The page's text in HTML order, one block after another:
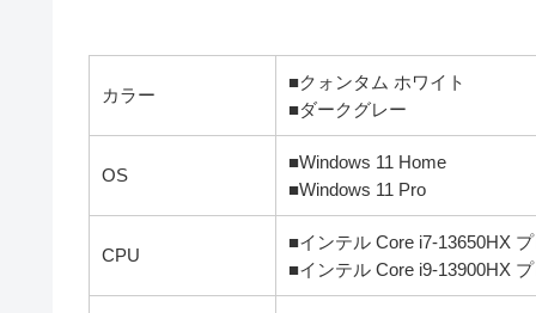
カラー
■クォンタム ホワイト
■ダークグレー
OS
■Windows 11 Home
■Windows 11 Pro
CPU
■インテル Core i7-13650HX
■インテル Core i9-13900HX